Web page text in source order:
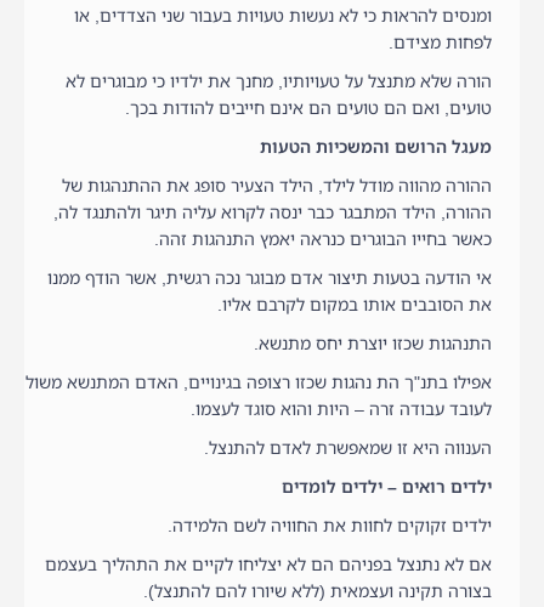
ומנסים להראות כי לא נעשות טעויות בעבור שני הצדדים, או
לפחות מצידם.
הורה שלא מתנצל על טעויותיו, מחנך את ילדיו כי מבוגרים לא
טועים, ואם הם טועים הם אינם חייבים להודות בכך.
מעגל הרושם והמשכיות הטעות
ההורה מהווה מודל לילד, הילד הצעיר סופג את ההתנהגות של
ההורה, הילד המתבגר כבר ינסה לקרוא עליה תיגר ולהתנגד לה,
כאשר בחייו הבוגרים כנראה יאמץ התנהגות זהה.
אי הודעה בטעות תיצור אדם מבוגר נכה רגשית, אשר הודף ממנו
את הסובבים אותו במקום לקרבם אליו.
התנהגות שכזו יוצרת יחס מתנשא.
אפילו בתנ"ך הת נהגות שכזו רצופה בגינויים, האדם המתנשא משול
לעובד עבודה זרה – היות והוא סוגד לעצמו.
הענווה היא זו שמאפשרת לאדם להתנצל.
ילדים רואים – ילדים לומדים
ילדים זקוקים לחוות את החוויה לשם הלמידה.
אם לא נתנצל בפניהם הם לא יצליחו לקיים את התהליך בעצמם
בצורה תקינה ועצמאית (ללא שיורו להם להתנצל).